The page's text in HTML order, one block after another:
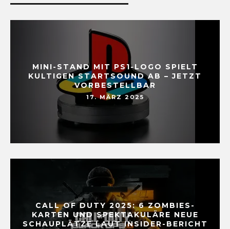
MINI-STAND MIT PS1-LOGO SPIELT
KULTIGEN STARTSOUND AB – JETZT
VORBESTELLBAR
17. MÄRZ 2025
CALL OF DUTY 2025: 6 ZOMBIES-
KARTEN UND SPEKTAKULÄRE NEUE
SCHAUPLÄTZE LAUT INSIDER-BERICHT